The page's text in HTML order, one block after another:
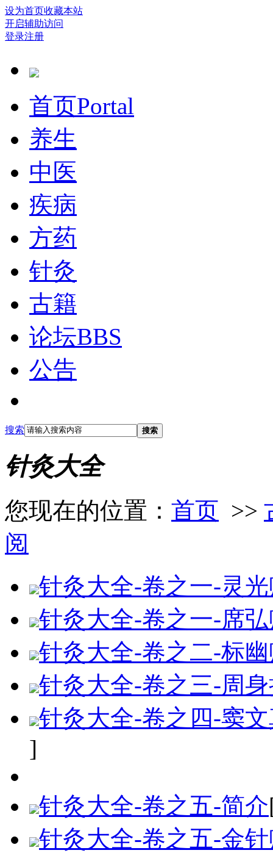
设为首页收藏本站
开启辅助访问
登录注册
首页Portal
养生
中医
疾病
方药
针灸
古籍
论坛BBS
公告
搜索 搜索
针灸大全
您现在的位置： 首页 >>
阅
针灸大全-卷之一-灵
针灸大全-卷之一-席
针灸大全-卷之二-标
针灸大全-卷之三-周
针灸大全-卷之四-窦
]
针灸大全-卷之五-简介
针灸大全-卷之五-金